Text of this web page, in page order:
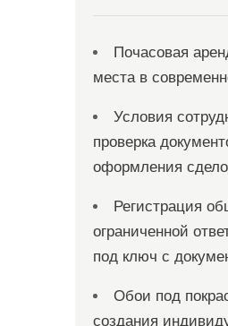
Почасовая
места в
Условия
проверка
оформления
Регистрация
ограниченной
под ключ с
Обои под
создания